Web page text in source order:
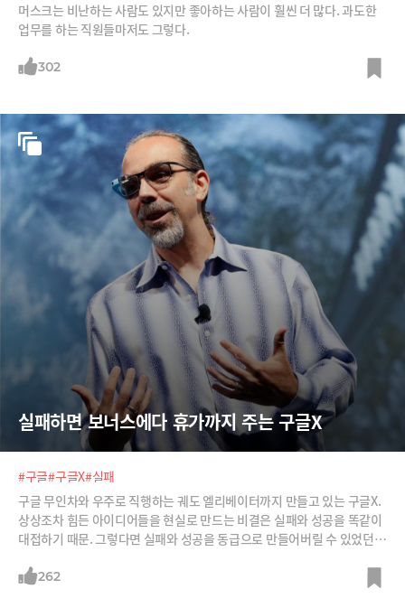
머스크는 비난하는 사람도 있지만 좋아하는 사람이 훨씬 더 많다. 과도한
업무를 하는 직원들마저도 그렇다.
302
실패하면 보너스에다 휴가까지 주는 구글X
#구글#구글X#실패
구글 무인차와 우주로 직행하는 궤도 엘리베이터까지 만들고 있는 구글X.
상상조차 힘든 아이디어들을 현실로 만드는 비결은 실패와 성공을 똑같이
대접하기 때문. 그렇다면 실패와 성공을 동급으로 만들어버릴 수 있었던
262